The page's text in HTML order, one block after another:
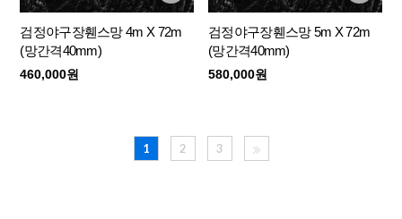
검정야구장휀스망 4m X 72m
(망간격40mm)
460,000원
검정야구장휀스망 5m X 72m
(망간격40mm)
580,000원
1 2 3